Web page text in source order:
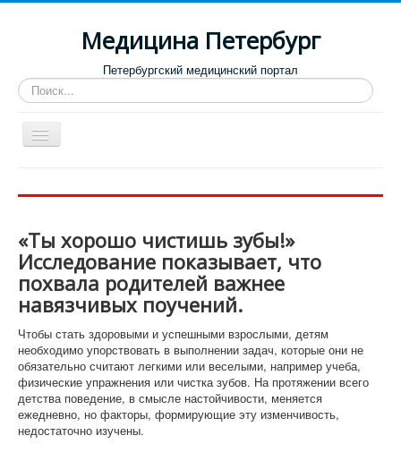
Медицина Петербург
Петербургский медицинский портал
Искать...
Toggle
Navigation
Роддома и женские консультации
Диспансеры
Лучшие клиники по направлениям
Отзывы о медицинских учреждениях
«Ты хорошо чистишь зубы!»
Исследование показывает, что
похвала родителей важнее
навязчивых поучений.
Чтобы стать здоровыми и успешными взрослыми, детям
необходимо упорствовать в выполнении задач, которые они не
обязательно считают легкими или веселыми, например учеба,
физические упражнения или чистка зубов. На протяжении всего
детства поведение, в смысле настойчивости, меняется
ежедневно, но факторы, формирующие эту изменчивость,
недостаточно изучены.